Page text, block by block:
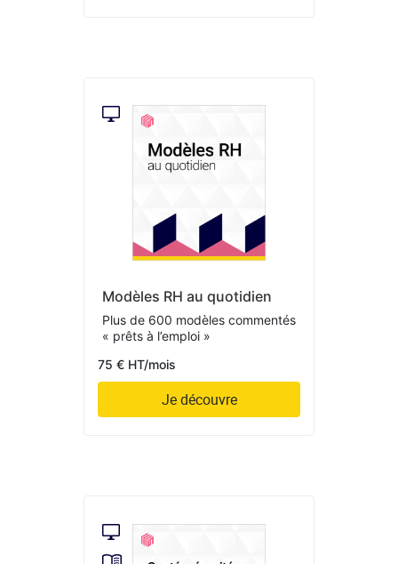
Modèles RH au quotidien
Plus de 600 modèles commentés
« prêts à l’emploi »
75 € HT/mois
Je découvre